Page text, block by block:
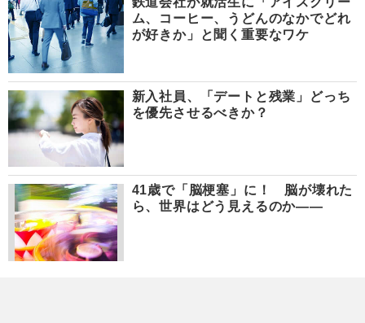
ム、コーヒー、うどんのなかでどれ
が好きか」と聞く重要なワケ
新入社員、「デートと残業」どっち
を優先させるべきか？
41歳で「脳梗塞」に！ 脳が壊れた
ら、世界はどう見えるのか――